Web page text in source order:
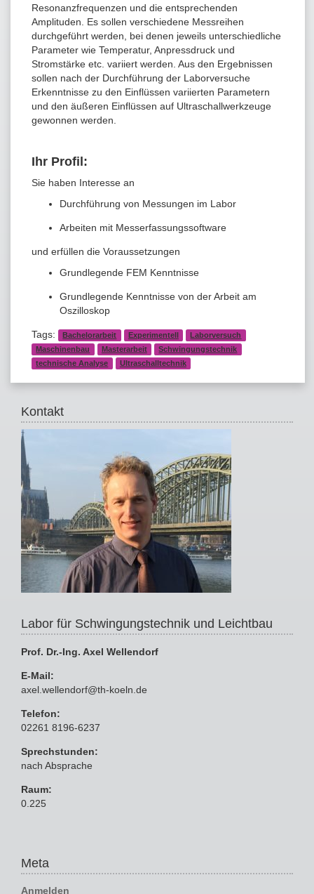
Resonanzfrequenzen und die entsprechenden
Amplituden. Es sollen verschiedene Messreihen
durchgeführt werden, bei denen jeweils unterschiedliche
Parameter wie Temperatur, Anpressdruck und
Stromstärke etc. variiert werden. Aus den Ergebnissen
sollen nach der Durchführung der Laborversuche
Erkenntnisse zu den Einflüssen variierten Parametern
und den äußeren Einflüssen auf Ultraschallwerkzeuge
gewonnen werden.
Ihr Profil:
Sie haben Interesse an
Durchführung von Messungen im Labor
Arbeiten mit Messerfassungssoftware
und erfüllen die Voraussetzungen
Grundlegende FEM Kenntnisse
Grundlegende Kenntnisse von der Arbeit am
Oszilloskop
Tags: Bachelorarbeit Experimentell
Laborversuch
Maschinenbau
Masterarbeit
Schwingungstechnik
technische Analyse
Ultraschalltechnik
Kontakt
Labor für Schwingungstechnik und Leichtbau
Prof. Dr.-Ing. Axel Wellendorf
E-Mail:
axel.wellendorf@th-koeln.de
Telefon:
02261 8196-6237
Sprechstunden:
nach Absprache
Raum:
0.225
Meta
Anmelden